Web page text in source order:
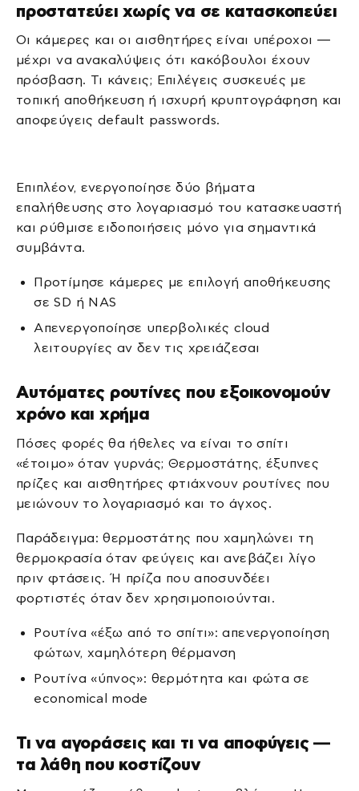
προστατεύει χωρίς να σε κατασκοπεύει
Οι κάμερες και οι αισθητήρες είναι υπέροχοι —
μέχρι να ανακαλύψεις ότι κακόβουλοι έχουν
πρόσβαση. Τι κάνεις; Επιλέγεις συσκευές με
τοπική αποθήκευση ή ισχυρή κρυπτογράφηση και
αποφεύγεις default passwords.
Επιπλέον, ενεργοποίησε δύο βήματα
επαλήθευσης στο λογαριασμό του κατασκευαστή
και ρύθμισε ειδοποιήσεις μόνο για σημαντικά
συμβάντα.
Προτίμησε κάμερες με επιλογή αποθήκευσης
σε SD ή NAS
Απενεργοποίησε υπερβολικές cloud
λειτουργίες αν δεν τις χρειάζεσαι
Αυτόματες ρουτίνες που εξοικονομούν
χρόνο και χρήμα
Πόσες φορές θα ήθελες να είναι το σπίτι
«έτοιμο» όταν γυρνάς; Θερμοστάτης, έξυπνες
πρίζες και αισθητήρες φτιάχνουν ρουτίνες που
μειώνουν το λογαριασμό και το άγχος.
Παράδειγμα: θερμοστάτης που χαμηλώνει τη
θερμοκρασία όταν φεύγεις και ανεβάζει λίγο
πριν φτάσεις. Ή πρίζα που αποσυνδέει
φορτιστές όταν δεν χρησιμοποιούνται.
Ρουτίνα «έξω από το σπίτι»: απενεργοποίηση
φώτων, χαμηλότερη θέρμανση
Ρουτίνα «ύπνος»: θερμότητα και φώτα σε
economical mode
Τι να αγοράσεις και τι να αποφύγεις —
τα λάθη που κοστίζουν